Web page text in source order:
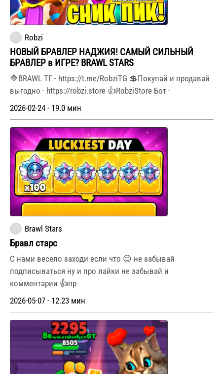
Robzi
НОВЫЙ БРАВЛЕР НАДЖИЯ! САМЫЙ СИЛЬНЫЙ
БРАВЛЕР в ИГРЕ? BRAWL STARS
🔷BRAWL ТГ - https://t.me/RobziTG 💲Покупай и продавай
выгодно - https://robzi.store 👍RobziStore Бот -
2026-02-24 - 19.0 мин
Brawl Stars
Бравл старс
С нами весело заходи если что 😉 не забывай
подписываться ну и про лайки не забывай и
комментарии 👍пр
2026-05-07 - 12.23 мин